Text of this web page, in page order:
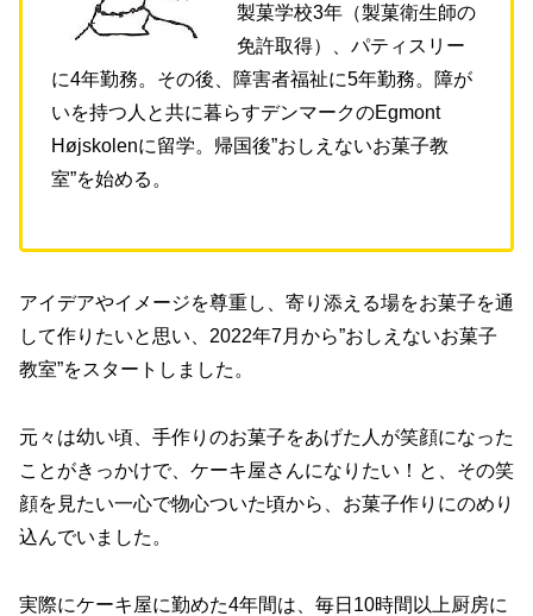
製菓学校3年（製菓衛生師の
免許取得）、パティスリー
に4年勤務。その後、障害者福祉に5年勤務。障が
いを持つ人と共に暮らすデンマークのEgmont
Højskolenに留学。帰国後”おしえないお菓子教
室”を始める。
アイデアやイメージを尊重し、寄り添える場をお菓子を通
して作りたいと思い、2022年7月から”おしえないお菓子
教室”をスタートしました。
元々は幼い頃、手作りのお菓子をあげた人が笑顔になった
ことがきっかけで、ケーキ屋さんになりたい！と、その笑
顔を見たい一心で物心ついた頃から、お菓子作りにのめり
込んでいました。
実際にケーキ屋に勤めた4年間は、毎日10時間以上厨房に